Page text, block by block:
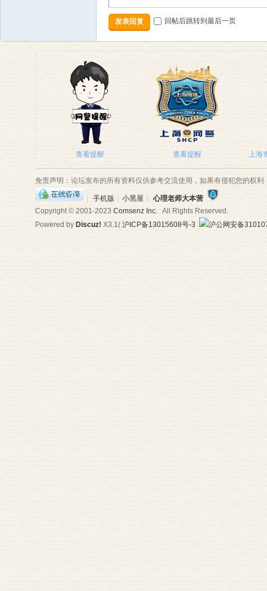
发表回复 回帖后跳转到最后一页
查看提醒 查看提醒 上海
免责声明：论坛发布的所有资料仅供参考交流使用，如果有侵犯您的权
手机版 小黑屋
心理老师大本营
Copyright © 2001-2023 Comsenz Inc.All Rights Reserved.
Powered by Discuz! X3.1( 沪ICP备13015608号-3 沪公网安备